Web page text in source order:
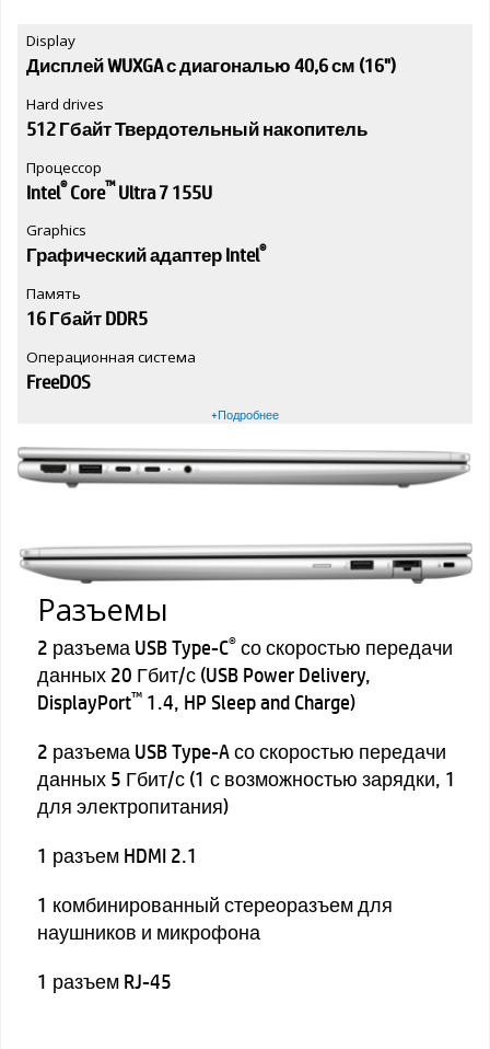
Display
Дисплей WUXGA с диагональю 40,6 см (16")
Hard drives
512 Гбайт Твердотельный накопитель
Процессор
Intel®Core™Ultra 7 155U
Graphics
Графический адаптер Intel®
Память
16 Гбайт DDR5
Операционная система
FreeDOS
+Подробнее
Разъемы
2 разъема USB Type-C® со скоростью передачи
данных 20 Гбит/с (USB Power Delivery,
DisplayPort™ 1.4, HP Sleep and Charge)
2 разъема USB Type-A со скоростью передачи
данных 5 Гбит/с (1 с возможностью зарядки, 1
для электропитания)
1 разъем HDMI 2.1
1 комбинированный стереоразъем для
наушников и микрофона
1 разъем RJ-45